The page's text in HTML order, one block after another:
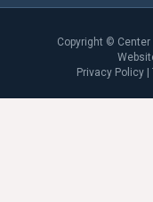
Copyright ©
Privacy Policy |